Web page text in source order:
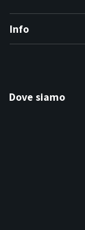
Info
Dove siamo